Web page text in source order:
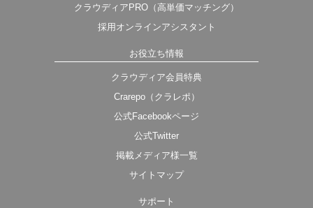
クラウディアPRO（高単価マッチング）
採用オンラインアシスタント
お役立ち情報
クラウディア会員特典
Crarepo（クラレポ）
公式Facebookページ
公式Twitter
掲載メディア様一覧
サイトマップ
サポート